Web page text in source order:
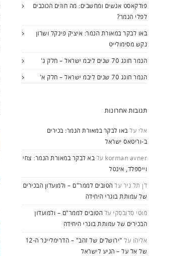
פודקאסט אנשים ומחשבים: מה חוזים הכוכבים
לפלי הנמר?
באו לבקר במאורת הנמר: איציק פינקל ושרון
נקש מסימולייט
הנמר חוגג 70 שנים ליבמ ישראל – חלק ג'
הנמר חוגג 70 שנים ליבמ ישראל – חלק א'
תגובות אחרונות
אלי עלבאו לבקר במאורת הנמר: בכירים
ב-וריטאס ישראל
korman avner עלבא לבקר במאורת הנמר: צחי
וייספלד, אינטל
דן תל ניר על הטובים לממר"ם – ולמועדון הבכירים
של עמותת בוגרי היחידה
מוטי סדובסקי על הטובים לממר"ם – ולמועדון
הבכירים של עמותת בוגרי היחידה
אליהו על
"ירושלים של זהב" – הדרימליינר ה-12
של אל על – הגיע לישראל